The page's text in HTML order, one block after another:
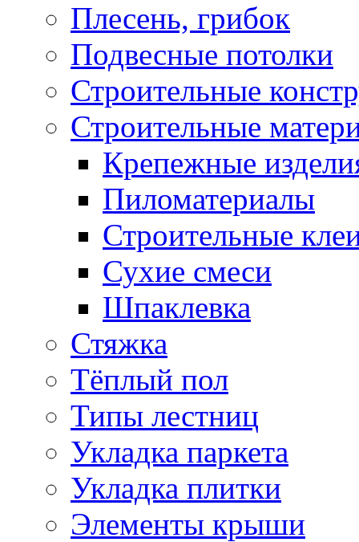
Плесень, грибок
Подвесные потолки
Строительные
Строительные
Крепежные
Пиломатериалы
Строительные
Сухие смеси
Шпаклевка
Стяжка
Тёплый пол
Типы лестниц
Укладка паркета
Укладка плитки
Элементы крыши